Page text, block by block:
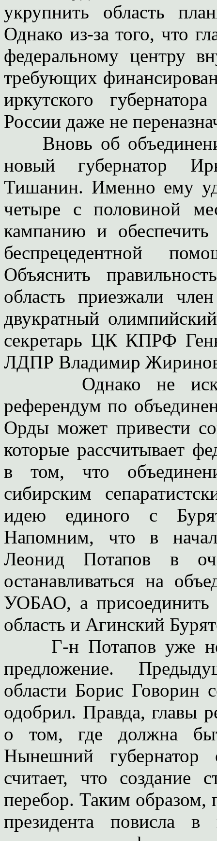
укрупнить область
Однако из-за того, что
федеральному центру
требующих
иркутского
России даже не
Вновь об
новый губернатор
Тишанин. Именно ему
четыре с половиной
кампанию и
беспрецедентной
Объяснить
область приезжали
двукратный
секретарь ЦК КПРФ
ЛДПР Владимир
Однако не
референдум по
Орды может привести
которые рассчитывает
в том, что
сибирским
идею единого с
Напомним, что в
Леонид Потапов в
останавливаться на
УОБАО, а
область и Агинский
Г-н Потапов уже не
предложение.
области Борис Говорин
одобрил. Правда, главы
о том, где должна
Нынешний губернатор
считает, что создание
перебор. Таким образом,
президента повисла в